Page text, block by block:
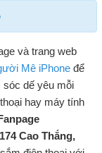
và trang web
Mê iPhoneđể
dế yêu mỗi
hay máy tính
174 Cao Thắng,